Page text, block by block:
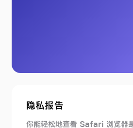
隐私报告
你能轻松地查看 Safari 浏览器